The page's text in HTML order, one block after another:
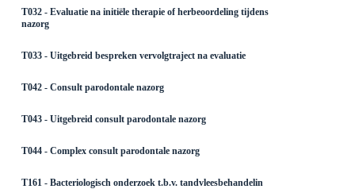
T032 - Evaluatie na initiële therapie of herbeoordeling tijdens
nazorg
T033 - Uitgebreid bespreken vervolgtraject na evaluatie
T042 - Consult parodontale nazorg
T043 - Uitgebreid consult parodontale nazorg
T044 - Complex consult parodontale nazorg
T161 - Bacteriologisch onderzoek t.b.v. tandvleesbehandelin